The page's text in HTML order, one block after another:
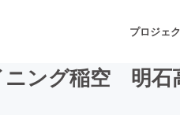
プロジェ
ング稲空 明石